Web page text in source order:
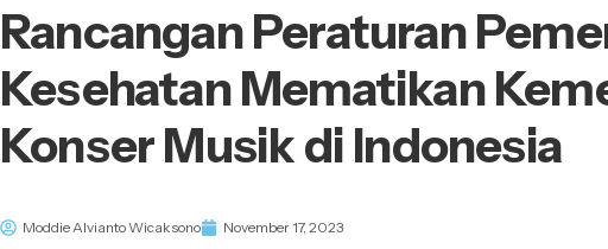
Rancangan Peraturan
Kesehatan Mematikan
Konser Musik di Indonesia
Moddie Alvianto Wicaksono November 17, 2023